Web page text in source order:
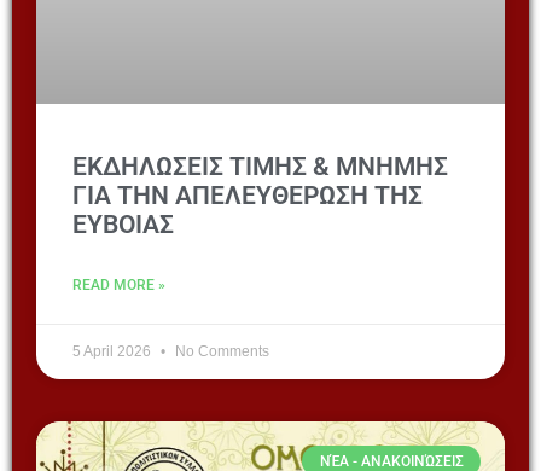
ΕΚΔΗΛΩΣΕΙΣ ΤΙΜΗΣ & ΜΝΗΜΗΣ
ΓΙΑ ΤΗΝ ΑΠΕΛΕΥΘΕΡΩΣΗ ΤΗΣ
ΕΥΒΟΙΑΣ
READ MORE »
5 April 2026 No Comments
ΝΈΑ - ΑΝΑΚΟΙΝΏΣΕΙΣ